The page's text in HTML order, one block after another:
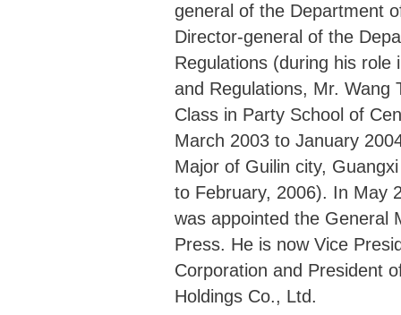
general of the Department
Director-general of the
Regulations (during his
and Regulations, Mr. Wang
Class in Party School of
March 2003 to January
Major of Guilin city,
to February, 2006). In May
was appointed the General
Press. He is now Vice
Corporation and President
Holdings Co., Ltd.